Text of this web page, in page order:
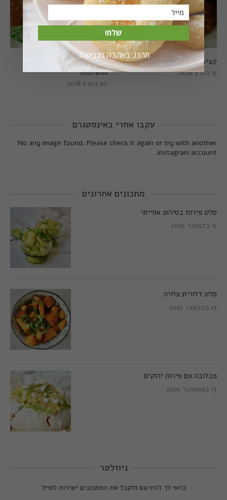
קציצות כרישה טבעוניות
מושלמות
20 במרץ 2018
קציצות כרישה מושלמות
15 במרץ 2018
עקבו אחרי באינסטגרם
No any image found. Please check it again or try with another
instagram account.
מתכונים אחרונים
סלט פירות בסירופ אסייתי
12 בדצמבר 2025
סלט דלורית צלויה
13 בנובמבר 2025
פבלובה עם פירות ירוקים
13 בספטמבר 2025
ניוזלטר
כדאי לך להירשם ולקבל את המתכונים ישירות למייל
שלח!
תהנו, באהבה מגבישס.